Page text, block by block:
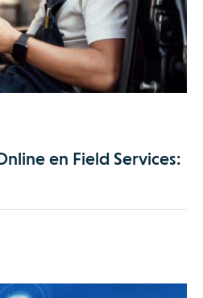
en Field Services: